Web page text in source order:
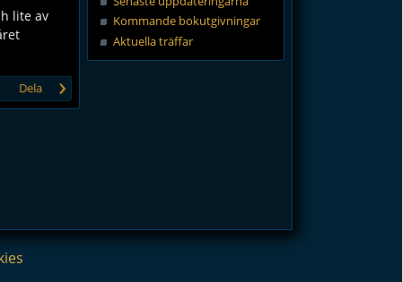
lite av
Dela ›
Kommande bokutgivningar
Aktuella träffar